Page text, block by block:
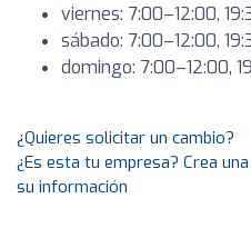
viernes: 7:00–12:00,
sábado: 7:00–12:00,
domingo: 7:00–12:00,
¿Quieres solicitar un cambio?
¿Es esta tu empresa? Crea
su información